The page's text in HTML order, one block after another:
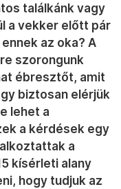
találkánk vagy
a vekker előtt pár
az oka? A
szorongunk
ébresztőt, amit
biztosan elérjük
lehet a
a kérdések egy
a
kísérleti alany
hogy tudjuk az